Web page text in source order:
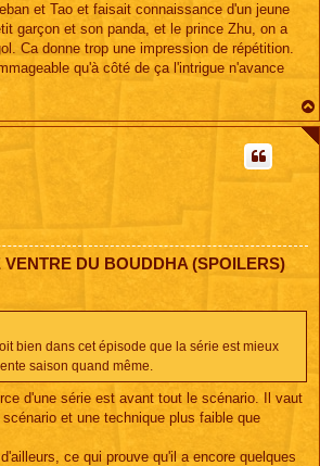
et Tao et faisait connaissance d'un jeune
garçon et son panda, et le prince Zhu, on a
Ca donne trop une impression de répétition.
qu'à côté de ça l'intrigue n'avance
DU BOUDDHA (SPOILERS)
bien dans cet épisode que la série est mieux
saison quand même.
d'une série est avant tout le scénario. Il vaut
et une technique plus faible que
ce qui prouve qu'il a encore quelques